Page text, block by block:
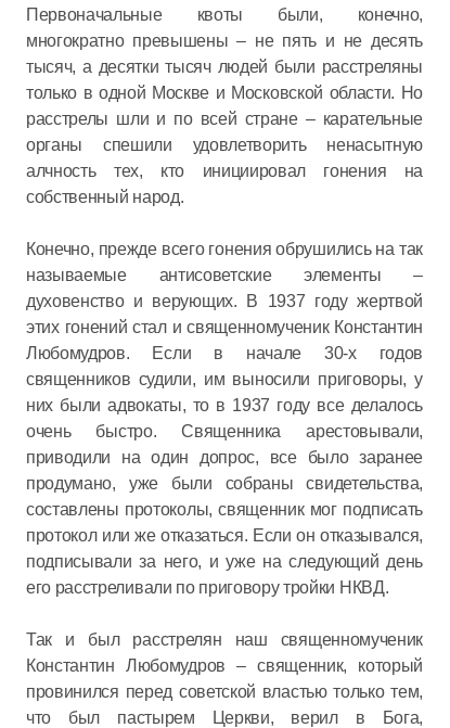
Первоначальные квоты были, конечно,
многократно превышены – не пять и не десять
тысяч, а десятки тысяч людей были расстреляны
только в одной Москве и Московской области. Но
расстрелы шли и по всей стране – карательные
органы спешили удовлетворить ненасытную
алчность тех, кто инициировал гонения на
собственный народ.
Конечно, прежде всего гонения обрушились на так
называемые антисоветские элементы –
духовенство и верующих. В 1937 году жертвой
этих гонений стал и священномученик Константин
Любомудров. Если в начале 30-х годов
священников судили, им выносили приговоры, у
них были адвокаты, то в 1937 году все делалось
очень быстро. Священника арестовывали,
приводили на один допрос, все было заранее
продумано, уже были собраны свидетельства,
составлены протоколы, священник мог подписать
протокол или же отказаться. Если он отказывался,
подписывали за него, и уже на следующий день
его расстреливали по приговору тройки НКВД.
Так и был расстрелян наш священномученик
Константин Любомудров – священник, который
провинился перед советской властью только тем,
что был пастырем Церкви, верил в Бога,